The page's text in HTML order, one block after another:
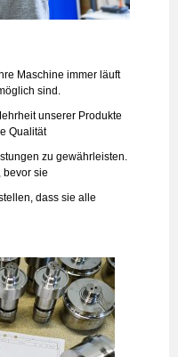
Maschine immer läuft
sind.
unserer Produkte
Qualität
zu gewährleisten.
bevor sie
dass sie alle